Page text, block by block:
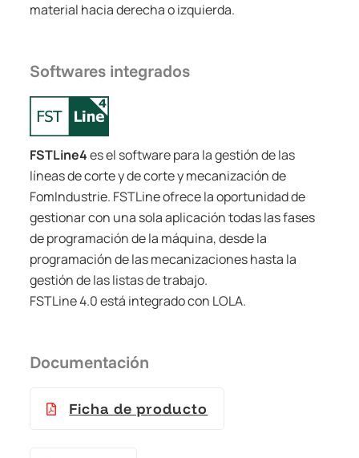
material hacia derecha o izquierda.
Softwares integrados
FSTLine4es el software para la gestión de las
líneas de corte y de corte y mecanización de
FomIndustrie. FSTLine ofrece la oportunidad de
gestionar con una sola aplicación todas las fases
de programación de la máquina, desde la
programación de las mecanizaciones hasta la
gestión de las listas de trabajo.
FSTLine 4.0 está integrado con LOLA.
Documentación
Ficha de producto